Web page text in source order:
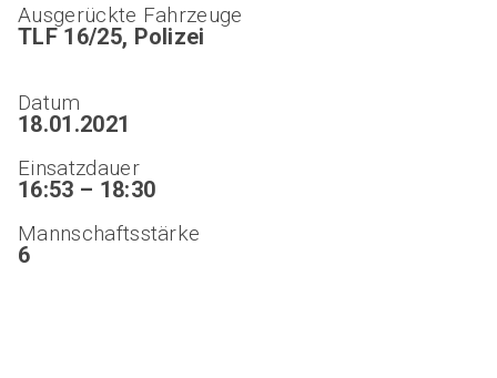
Ausgerückte Fahrzeuge
TLF 16/25, Polizei
Datum
18.01.2021
Einsatzdauer
16:53 – 18:30
Mannschaftsstärke
6